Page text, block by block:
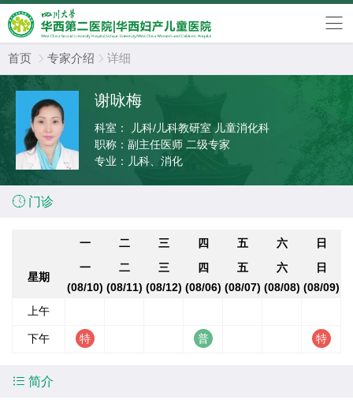
首页  专家介绍  详细
谢咏梅
科室：
儿科/儿科教研室 儿童消化科
职称： 副主任医师 二级专家
专业： 儿科、消化
 门诊
一 二 三 四 五 六 日
星期
一
(08/10)
二
(08/11)
三
(08/12)
四
(08/06)
五
(08/07)
六
(08/08)
日
(08/09)
上午
下午
 简介